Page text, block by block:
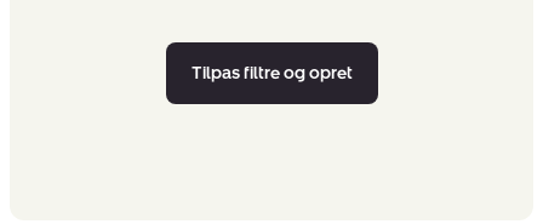
Tilpas filtre og opret